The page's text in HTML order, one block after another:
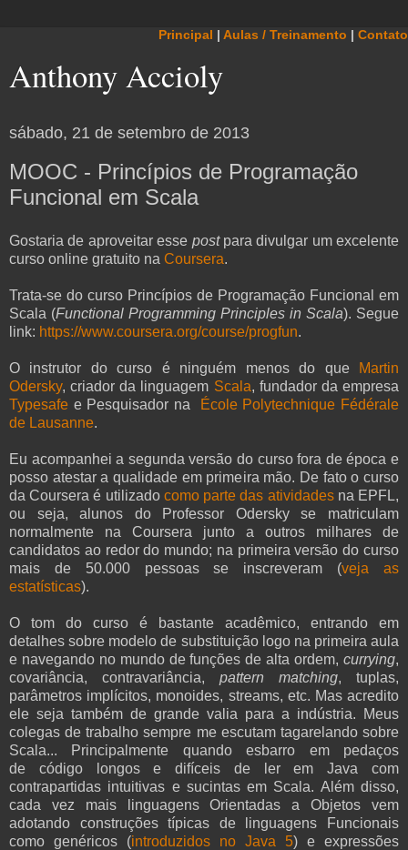
Principal | Aulas / Treinamento | Contato
Anthony Accioly
sábado, 21 de setembro de 2013
MOOC - Princípios de Programação
Funcional em Scala
Gostaria de aproveitar esse postpara divulgar um excelente
curso online gratuito na Coursera.
Trata-se do curso Princípios de Programação Funcional em
Scala (Functional Programming Principles in Scala). Segue
link: https://www.coursera.org/course/progfun.
O instrutor do curso é ninguém menos do que
Martin
Odersky, criador da linguagem Scala, fundador da empresa
Typesafe e Pesquisador na
École Polytechnique Fédérale
de Lausanne.
Eu acompanhei a segunda versão do curso fora de época e
posso atestar a qualidade em primeira mão. De fato o curso
da Coursera é utilizado como parte das atividadesna EPFL,
ou seja, alunos do Professor Odersky se matriculam
normalmente na Coursera junto a outros milhares de
candidatos ao redor do mundo; na primeira versão do curso
mais de 50.000 pessoas se inscreveram (veja as
estatísticas).
O tom do curso é bastante acadêmico, entrando em
detalhes sobre modelo de substituição logo na primeira aula
e navegando no mundo de funções de alta ordem, currying,
covariância, contravariância, pattern matching, tuplas,
parâmetros implícitos, monoides, streams, etc. Mas acredito
ele seja também de grande valia para a indústria. Meus
colegas de trabalho sempre me escutam tagarelando sobre
Scala... Principalmente quando esbarro em pedaços
de código longos e difíceis de ler em Java com
contrapartidas intuitivas e sucintas em Scala. Além disso,
cada vez mais linguagens Orientadas a Objetos vem
adotando construções típicas de linguagens Funcionais
como genéricos (introduzidos no Java 5) e expressões